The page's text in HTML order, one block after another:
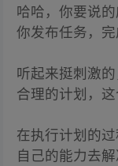
哈哈，你要说
你发布任务，完
听起来挺刺激
合理的计划，
在执行计划的
自己的能力去解